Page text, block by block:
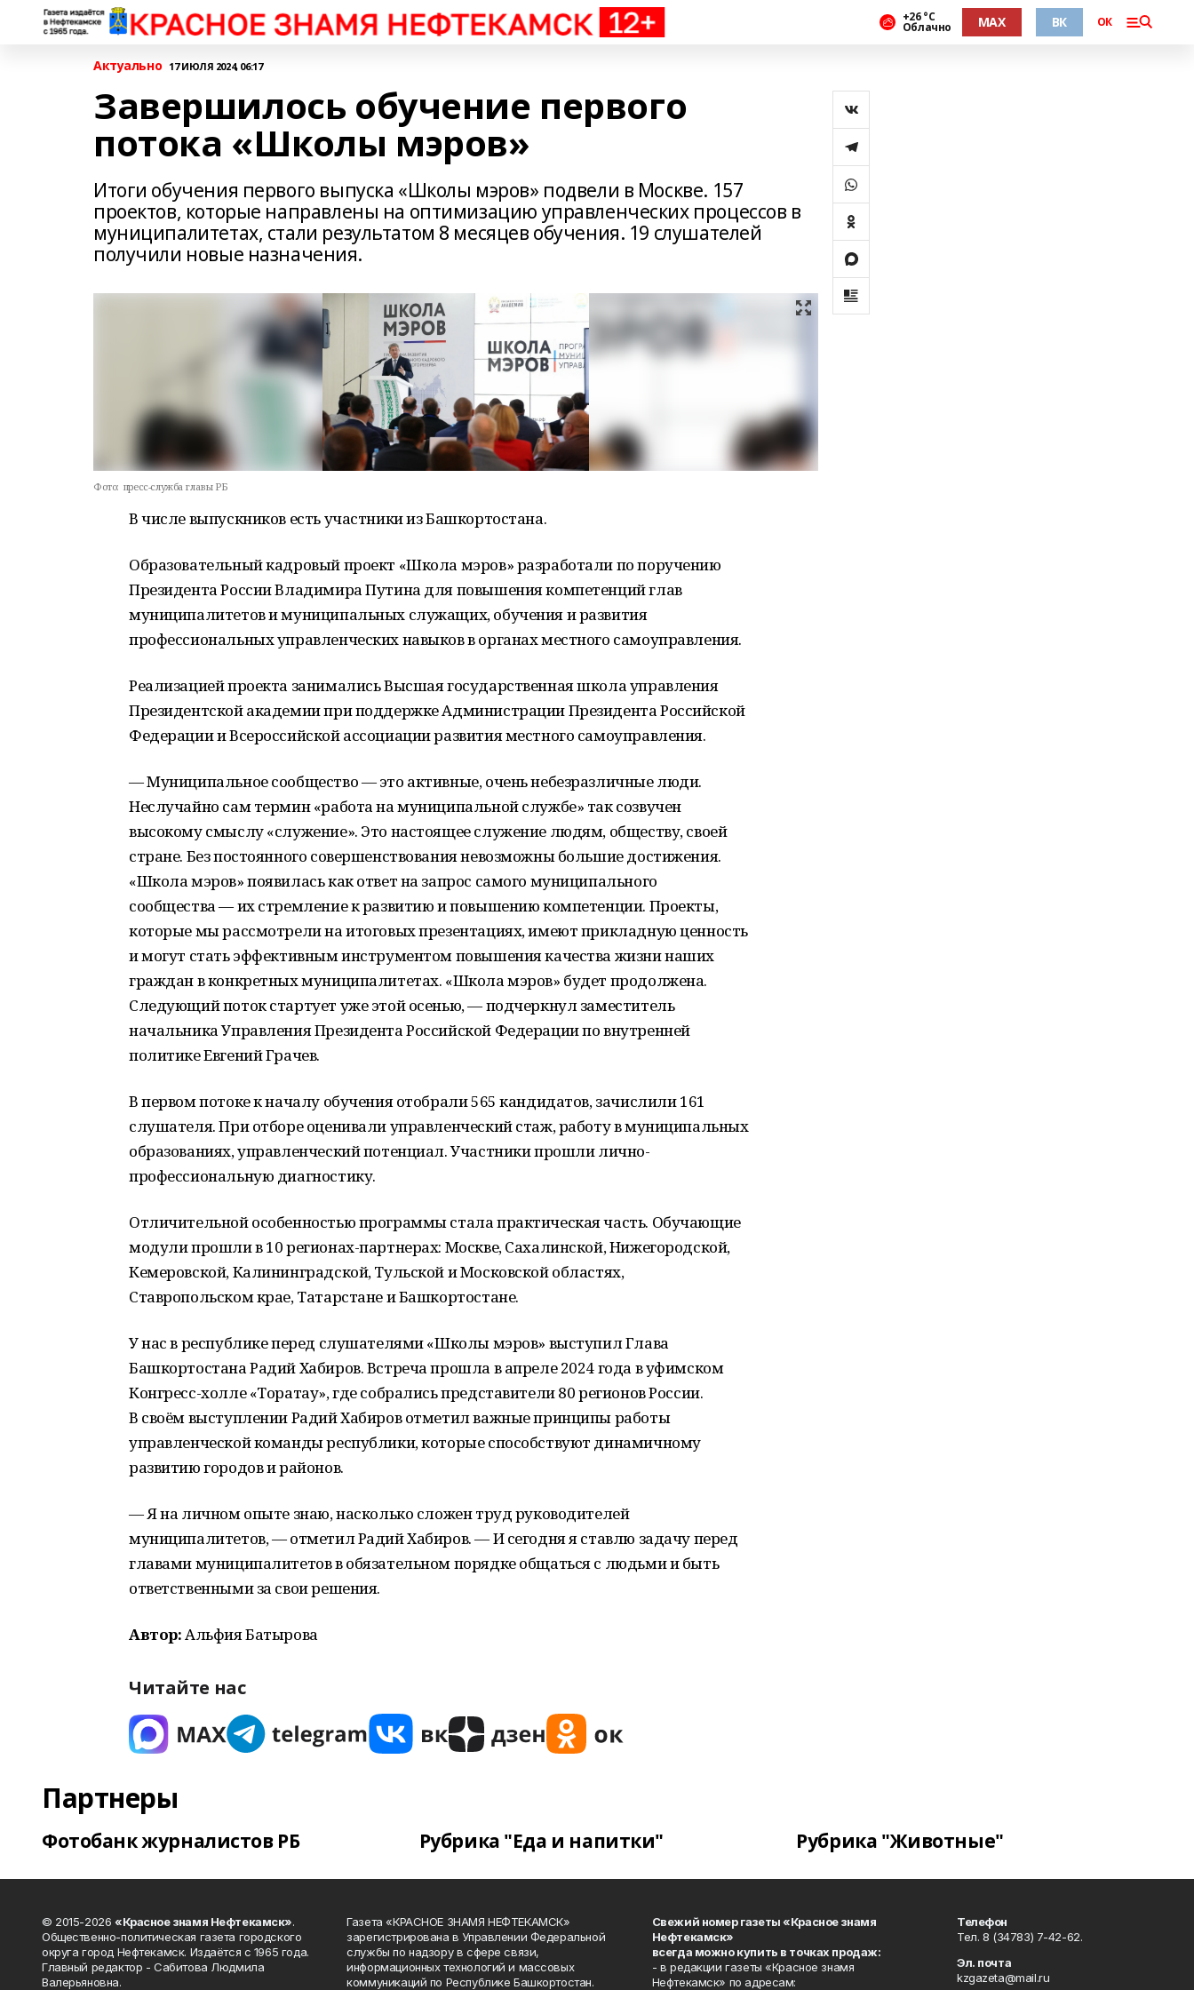
+26 °С
Облачно MAX ВК ОК
Актуально 17 ИЮЛЯ 2024, 06:17
Завершилось обучение первого
потока «Школы мэров»
Итоги обучения первого выпуска «Школы мэров» подвели в Москве. 157
проектов, которые направлены на оптимизацию управленческих процессов в
муниципалитетах, стали результатом 8 месяцев обучения. 19 слушателей
получили новые назначения.
Фото: пресс-служба главы РБ
В числе выпускников есть участники из Башкортостана.
Образовательный кадровый проект «Школа мэров» разработали по поручению
Президента России Владимира Путина для повышения компетенций глав
муниципалитетов и муниципальных служащих, обучения и развития
профессиональных управленческих навыков в органах местного самоуправления.
Реализацией проекта занимались Высшая государственная школа управления
Президентской академии при поддержке Администрации Президента Российской
Федерации и Всероссийской ассоциации развития местного самоуправления.
— Муниципальное сообщество — это активные, очень небезразличные люди.
Неслучайно сам термин «работа на муниципальной службе» так созвучен
высокому смыслу «служение». Это настоящее служение людям, обществу, своей
стране. Без постоянного совершенствования невозможны большие достижения.
«Школа мэров» появилась как ответ на запрос самого муниципального
сообщества — их стремление к развитию и повышению компетенции. Проекты,
которые мы рассмотрели на итоговых презентациях, имеют прикладную ценность
и могут стать эффективным инструментом повышения качества жизни наших
граждан в конкретных муниципалитетах. «Школа мэров» будет продолжена.
Следующий поток стартует уже этой осенью, — подчеркнул заместитель
начальника Управления Президента Российской Федерации по внутренней
политике Евгений Грачев.
В первом потоке к началу обучения отобрали 565 кандидатов, зачислили 161
слушателя. При отборе оценивали управленческий стаж, работу в муниципальных
образованиях, управленческий потенциал. Участники прошли лично-
профессиональную диагностику.
Отличительной особенностью программы стала практическая часть. Обучающие
модули прошли в 10 регионах-партнерах: Москве, Сахалинской, Нижегородской,
Кемеровской, Калининградской, Тульской и Московской областях,
Ставропольском крае, Татарстане и Башкортостане.
У нас в республике перед слушателями «Школы мэров» выступил Глава
Башкортостана Радий Хабиров. Встреча прошла в апреле 2024 года в уфимском
Конгресс-холле «Торатау», где собрались представители 80 регионов России.
В своём выступлении Радий Хабиров отметил важные принципы работы
управленческой команды республики, которые способствуют динамичному
развитию городов и районов.
— Я на личном опыте знаю, насколько сложен труд руководителей
муниципалитетов, — отметил Радий Хабиров. — И сегодня я ставлю задачу перед
главами муниципалитетов в обязательном порядке общаться с людьми и быть
ответственными за свои решения.
Автор:Альфия Батырова
Читайте нас
Партнеры
Фотобанк журналистов РБ Рубрика "Еда и напитки" Рубрика "Животные"
© 2015-2026 «Красное знамя Нефтекамск».
Общественно-политическая газета городского
округа город Нефтекамск. Издаётся с 1965 года.
Главный редактор - Сабитова Людмила
Валерьяновна.
Газета «КРАСНОЕ ЗНАМЯ НЕФТЕКАМСК»
зарегистрирована в Управлении Федеральной
службы по надзору в сфере связи,
информационных технологий и массовых
коммуникаций по Республике Башкортостан.
Свежий номер газеты «Красное знамя
Нефтекамск»
всегда можно купить в точках продаж:
- в редакции газеты «Красное знамя
Нефтекамск» по адресам:
Телефон
Тел. 8 (34783) 7-42-62.
Эл. почта
kzgazeta@mail.ru